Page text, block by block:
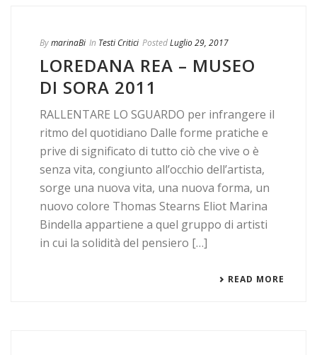
BymarinaBi In Testi Critici PostedLuglio 29, 2017
LOREDANA REA – MUSEO
DI SORA 2011
RALLENTARE LO SGUARDO per infrangere il
ritmo del quotidiano Dalle forme pratiche e
prive di significato di tutto ciò che vive o è
senza vita, congiunto all’occhio dell’artista,
sorge una nuova vita, una nuova forma, un
nuovo colore Thomas Stearns Eliot Marina
Bindella appartiene a quel gruppo di artisti
in cui la solidità del pensiero […]
READ MORE